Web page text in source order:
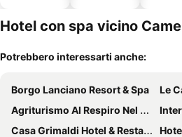
Hotel con spa vicino
Potrebbero interessarti anche:
Borgo Lanciano Resort & Spa
Le
Agriturismo Al Respiro Nel Bosco
Casa Grimaldi Hotel & Restaurant tre stelle S